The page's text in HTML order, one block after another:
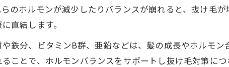
のホルモンが減少したりバランスが崩れると、抜け毛
直結します。
鉄分、ビタミンB群、亜鉛などは、髪の成長やホルモ
ことで、ホルモンバランスをサポートし抜け毛対策に